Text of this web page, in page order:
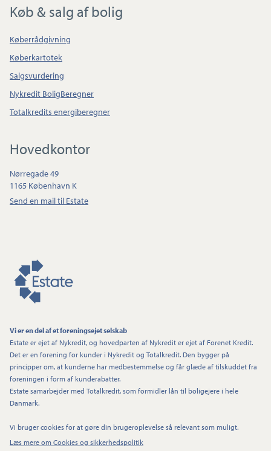
Køb & salg af bolig
Køberrådgivning
Køberkartotek
Salgsvurdering
Nykredit BoligBeregner
Totalkredits energiberegner
Hovedkontor
Nørregade 49
1165 København K
Send en mail til Estate
Vi er en del af et foreningsejet selskab
Estate er ejet af Nykredit, og hovedparten af Nykredit er ejet af Forenet Kredit.
Det er en forening for kunder i Nykredit og Totalkredit. Den bygger på
principper om, at kunderne har medbestemmelse og får glæde af tilskuddet fra
foreningen i form af kunderabatter.
Estate samarbejder med Totalkredit, som formidler lån til boligejere i hele
Danmark.
Vi bruger cookies for at gøre din brugeroplevelse så relevant som muligt.
Læs mere om Cookies og sikkerhedspolitik